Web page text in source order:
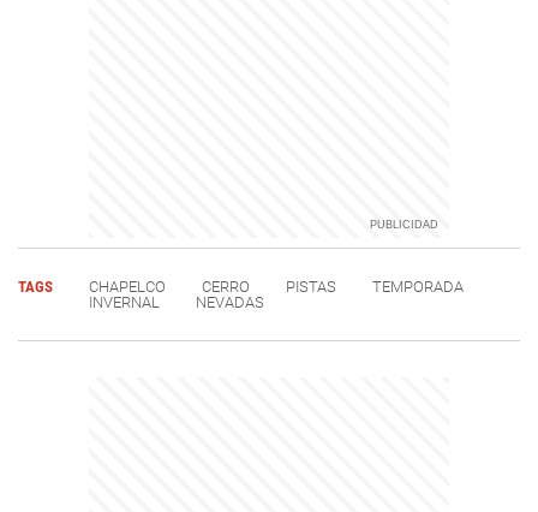
TAGS CHAPELCO CERRO PISTAS
TEMPORADA
INVERNAL
NEVADAS